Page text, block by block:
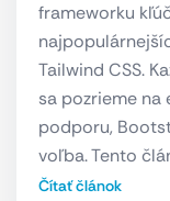
frameworku
Tailwind CSS.
sa pozrieme
podporu,
voľba. Tento
Čítať článok